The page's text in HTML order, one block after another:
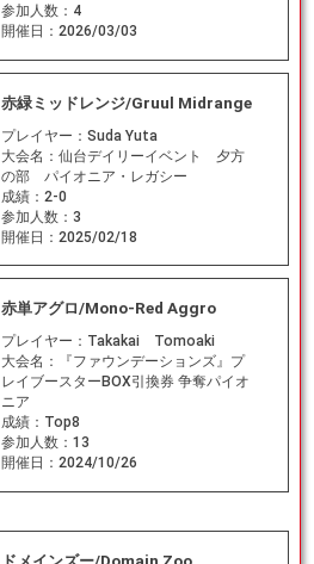
参加人数： 4
開催日： 2026/03/03
赤緑ミッドレンジ/Gruul Midrange
プレイヤー： Suda Yuta
大会名： 仙台デイリーイベント 夕方
の部 パイオニア・レガシー
成績： 2-0
参加人数： 3
開催日： 2025/02/18
赤単アグロ/Mono-Red Aggro
プレイヤー： Takakai Tomoaki
大会名：
『ファウンデーションズ』プ
レイブースターBOX引換券 争奪パイオ
ニア
成績： Top8
参加人数： 13
開催日： 2024/10/26